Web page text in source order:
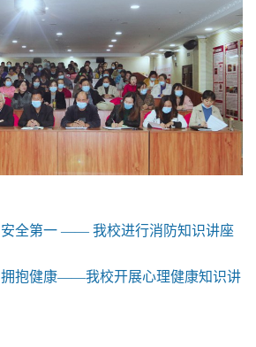
全第一 —— 我校进行消防知识讲座
抱健康——我校开展心理健康知识讲